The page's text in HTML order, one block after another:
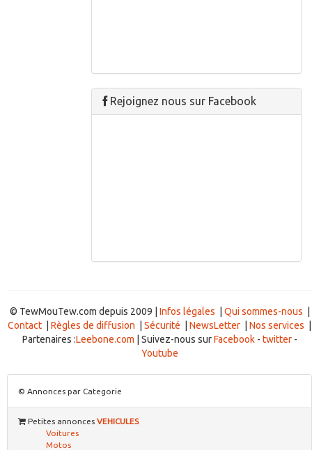
Rejoignez nous sur Facebook
© TewMouTew.com depuis 2009 | Infos légales Qui sommes-nous
Contact
Règles de diffusion Sécurité NewsLetter Nos services
Partenaires :Leebone.com | Suivez-nous surFacebook- twitter-
Youtube
© Annonces par Categorie
Petites annonces VEHICULES
Voitures
Motos